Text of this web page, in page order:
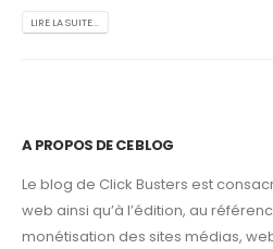
LIRE LA SUITE...
A PROPOS DE CE BLOG
Le blog de Click Busters est
web ainsi qu’à l’édition, au
monétisation des sites médias,